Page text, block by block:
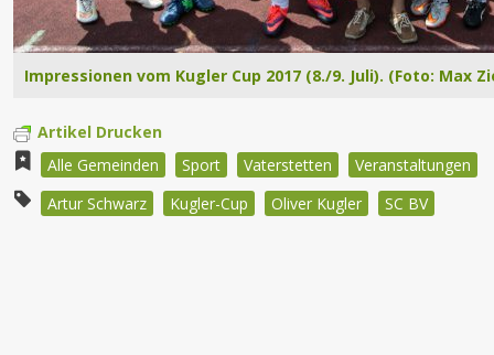
Impressionen vom Kugler Cup 2017 (8./9. Juli). (Foto: Max
Artikel Drucken
Alle Gemeinden
Sport Vaterstetten
Veranstaltungen
Artur Schwarz
Kugler-Cup Oliver Kugler SC BV